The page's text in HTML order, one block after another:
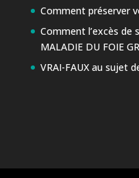
Comment préserver
Comment l’excès de
MALADIE DU FOIE
VRAI-FAUX au sujet